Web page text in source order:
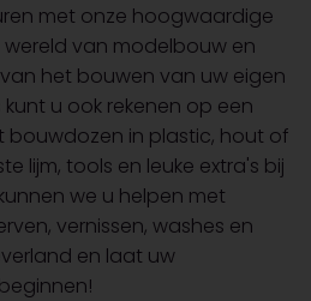
met onze hoogwaardige
van modelbouw en
het bouwen van uw eigen
kunt u ook rekenen op een
bouwdozen in plastic, hout of
lijm, tools en leuke extra's bij
we u helpen met
vernissen, washes en
en laat uw